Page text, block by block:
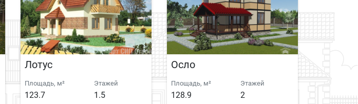
Лотус
Площадь, м²
123.7
Этажей
1.5
Осло
Площадь, м²
128.9
Этажей
2